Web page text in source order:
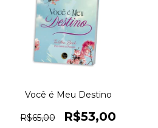
Você é Meu Destino
R$65,00 R$53,00